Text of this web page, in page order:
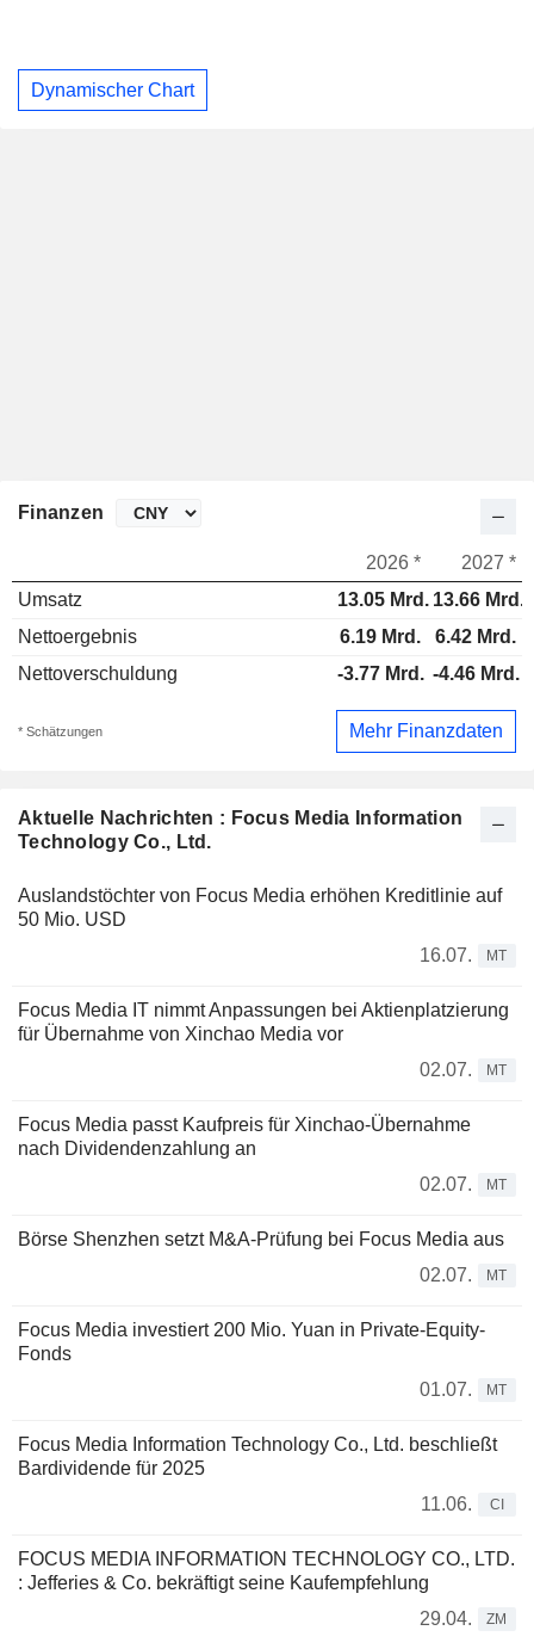
Dynamischer Chart
Aktuelle Nachrichten : Focus Media Information
Technology Co., Ltd.
Auslandstöchter von Focus Media erhöhen Kreditlinie auf
50 Mio. USD
16.07.
MT
Focus Media IT nimmt Anpassungen bei Aktienplatzierung
für Übernahme von Xinchao Media vor
02.07.
MT
Focus Media passt Kaufpreis für Xinchao-Übernahme
nach Dividendenzahlung an
02.07.
MT
Börse Shenzhen setzt M&A-Prüfung bei Focus Media aus
02.07.
MT
Focus Media investiert 200 Mio. Yuan in Private-Equity-
Fonds
01.07.
MT
Focus Media Information Technology Co., Ltd. beschließt
Bardividende für 2025
11.06.
CI
FOCUS MEDIA INFORMATION TECHNOLOGY CO., LTD.
: Jefferies & Co. bekräftigt seine Kaufempfehlung
29.04.
ZM
Finanzen
2026 *
2027 *
Umsatz
13.05 Mrd. 13.66 Mrd.
Nettoergebnis
6.19 Mrd.
6.42 Mrd.
Nettoverschuldung
-3.77 Mrd. -4.46 Mrd.
* Schätzungen Mehr Finanzdaten